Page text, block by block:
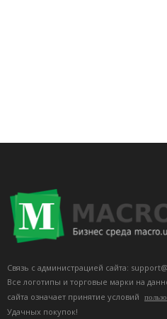
Связь с администрацией сайта:
Все логотипы и торговые марки на
сайта означает принятие условий
Удачных покупок!